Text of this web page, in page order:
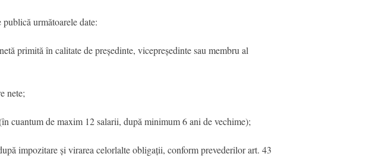
următoarele date:
primită în calitate de președinte, vicepreședinte sau membru al
nete;
cuantum de maxim 12 salarii, după minimum 6 ani de vechime);
impozitare și virarea celorlalte obligații, conform prevederilor art. 43